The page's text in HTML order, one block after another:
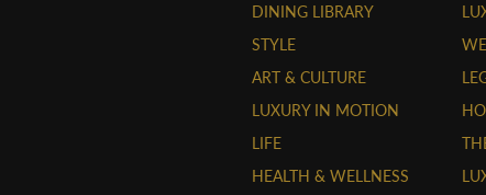
DINING LIBRARY
STYLE
ART & CULTURE
LUXURY IN MOTION
LIFE
HEALTH & WELLNESS